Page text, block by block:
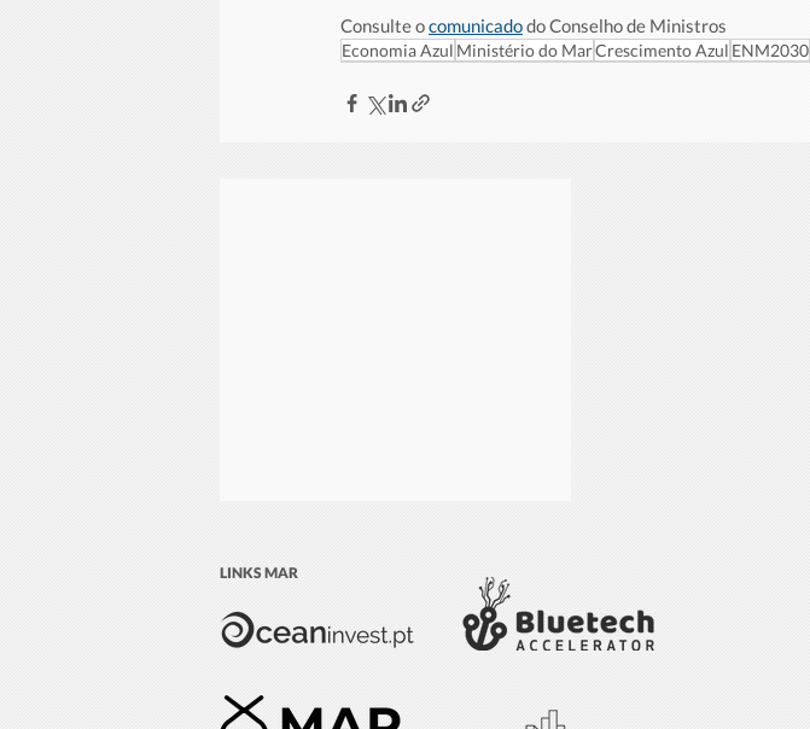
Consulte o comunicado do Conselho de Ministros
Economia Azul Ministério do MarCrescimento Azul ENM2030
LINKS MAR